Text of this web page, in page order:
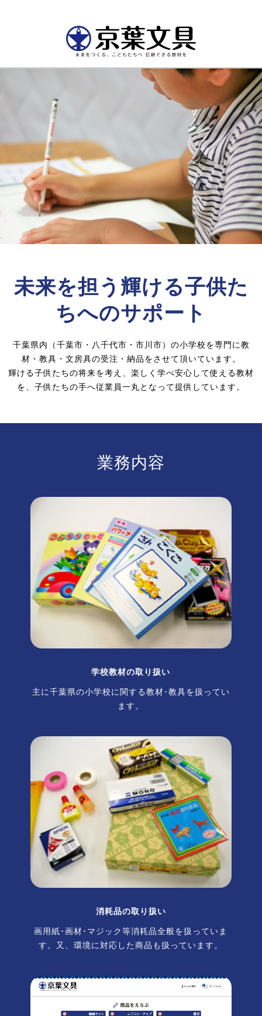
未来を担う輝ける子供た
ちへのサポート
千葉県内（千葉市・八千代市・市川市）の小学校を専門に教
材・教具・文房具の受注・納品をさせて頂いています。
輝ける子供たちの将来を考え、楽しく学べ安心して使える教材
を、子供たちの手へ従業員一丸となって提供しています。
業務内容
学校教材の取り扱い
主に千葉県の小学校に関する教材･教具を扱ってい
ます。
消耗品の取り扱い
画用紙･画材･マジック等消耗品全般を扱っていま
す。又、環境に対応した商品も扱っています。